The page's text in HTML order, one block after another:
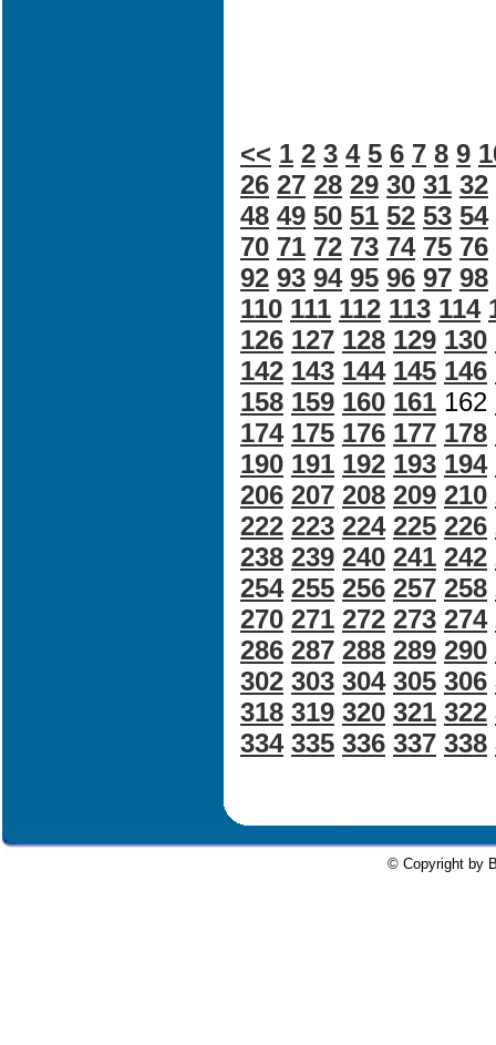
<< 1 2 3 4 5 6 7 8 9
26 27 28 29 30 31 32
48 49 50 51 52 53 54
70 71 72 73 74 75 76
92 93 94 95 96 97 98
110 111 112 113 114
126 127 128 129 130
142 143 144 145 146
158 159 160 161 162
174 175 176 177 178
190 191 192 193 194
206 207 208 209 210
222 223 224 225 226
238 239 240 241 242
254 255 256 257 258
270 271 272 273 274
286 287 288 289 290
302 303 304 305 306
318 319 320 321 322
334 335 336 337 338
© Copyright by